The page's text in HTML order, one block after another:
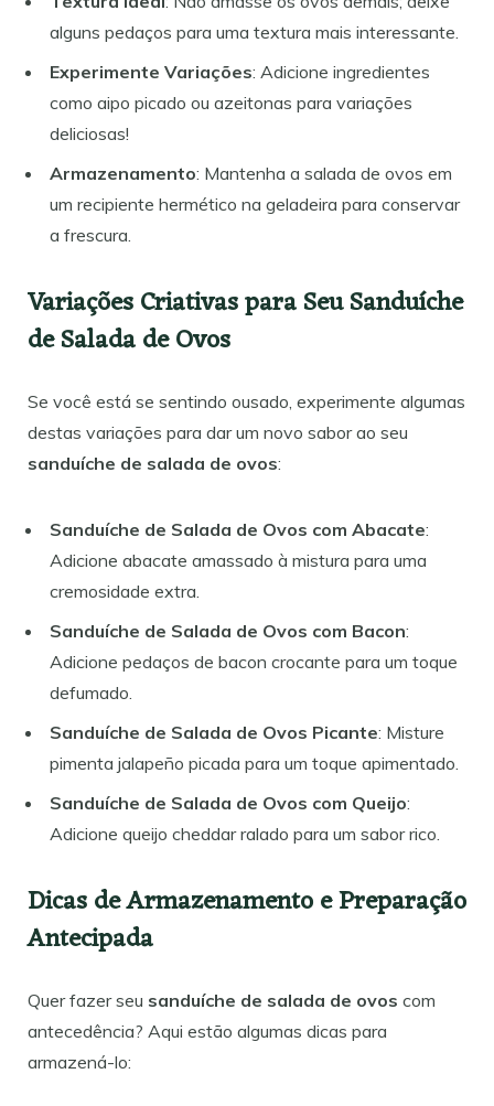
alguns pedaços para uma textura mais interessante.
Experimente Variações: Adicione ingredientes
como aipo picado ou azeitonas para variações
deliciosas!
Armazenamento: Mantenha a salada de ovos em
um recipiente hermético na geladeira para conservar
a frescura.
Variações Criativas para Seu Sanduíche
de Salada de Ovos
Se você está se sentindo ousado, experimente algumas
destas variações para dar um novo sabor ao seu
sanduíche de salada de ovos:
Sanduíche de Salada de Ovos com Abacate:
Adicione abacate amassado à mistura para uma
cremosidade extra.
Sanduíche de Salada de Ovos com Bacon:
Adicione pedaços de bacon crocante para um toque
defumado.
Sanduíche de Salada de Ovos Picante: Misture
pimenta jalapeño picada para um toque apimentado.
Sanduíche de Salada de Ovos com Queijo:
Adicione queijo cheddar ralado para um sabor rico.
Dicas de Armazenamento e Preparação
Antecipada
Quer fazer seu sanduíche de salada de ovos com
antecedência? Aqui estão algumas dicas para
armazená-lo: